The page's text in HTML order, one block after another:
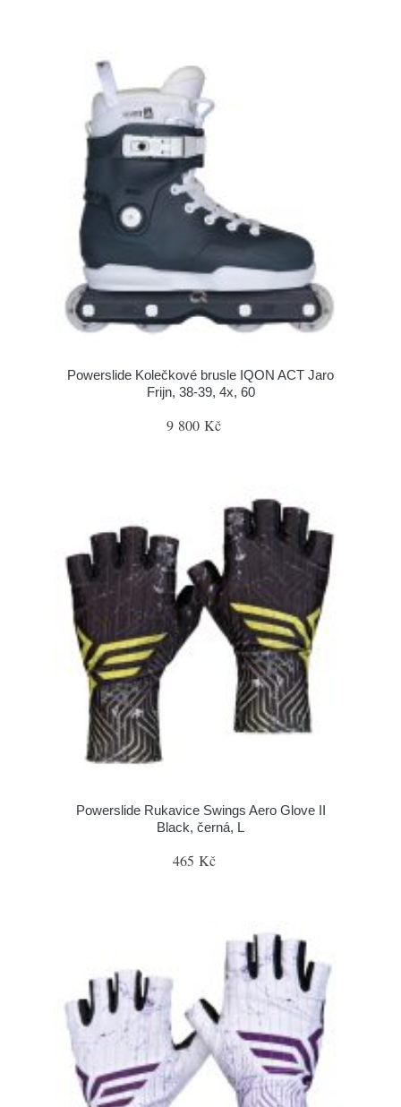
Powerslide Kolečkové brusle IQON ACT Jaro
Frijn, 38-39, 4x, 60
9 800 Kč
Powerslide Rukavice Swings Aero Glove II
Black, černá, L
465 Kč